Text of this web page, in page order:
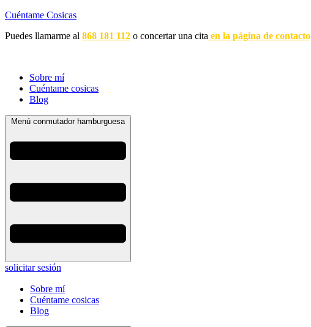
Cuéntame Cosicas
Puedes llamarme al 868 181 112 o concertar una cita en la página de contacto
Sobre mí
Cuéntame cosicas
Blog
Menú conmutador hamburguesa
solicitar sesión
Sobre mí
Cuéntame cosicas
Blog